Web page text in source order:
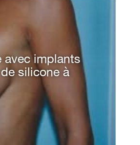
avec implants
silicone à
d’une
à 18 mois à